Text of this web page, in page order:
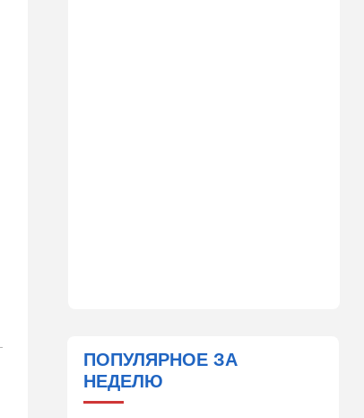
11:15 В мире
ПОПУЛЯРНОЕ ЗА
НЕДЕЛЮ